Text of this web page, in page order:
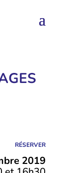
RÉSERVER
2019